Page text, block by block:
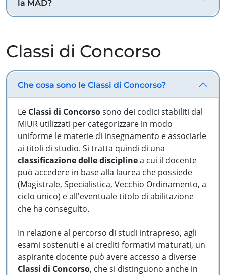
la MAD?
Classi di Concorso
Che cosa sono le Classi di Concorso?
Le Classi di Concorsosono dei codici stabiliti dal
MIUR utilizzati per categorizzare in modo
uniforme le materie di insegnamento e associarle
ai titoli di studio. Si tratta quindi di una
classificazione delle disciplinea cui il docente
può accedere in base alla laurea che possiede
(Magistrale, Specialistica, Vecchio Ordinamento, a
ciclo unico) e all'eventuale titolo di abilitazione
che ha conseguito.
In relazione al percorso di studi intrapreso, agli
esami sostenuti e ai crediti formativi maturati, un
aspirante docente può avere accesso a diverse
Classi di Concorso, che si distinguono anche in